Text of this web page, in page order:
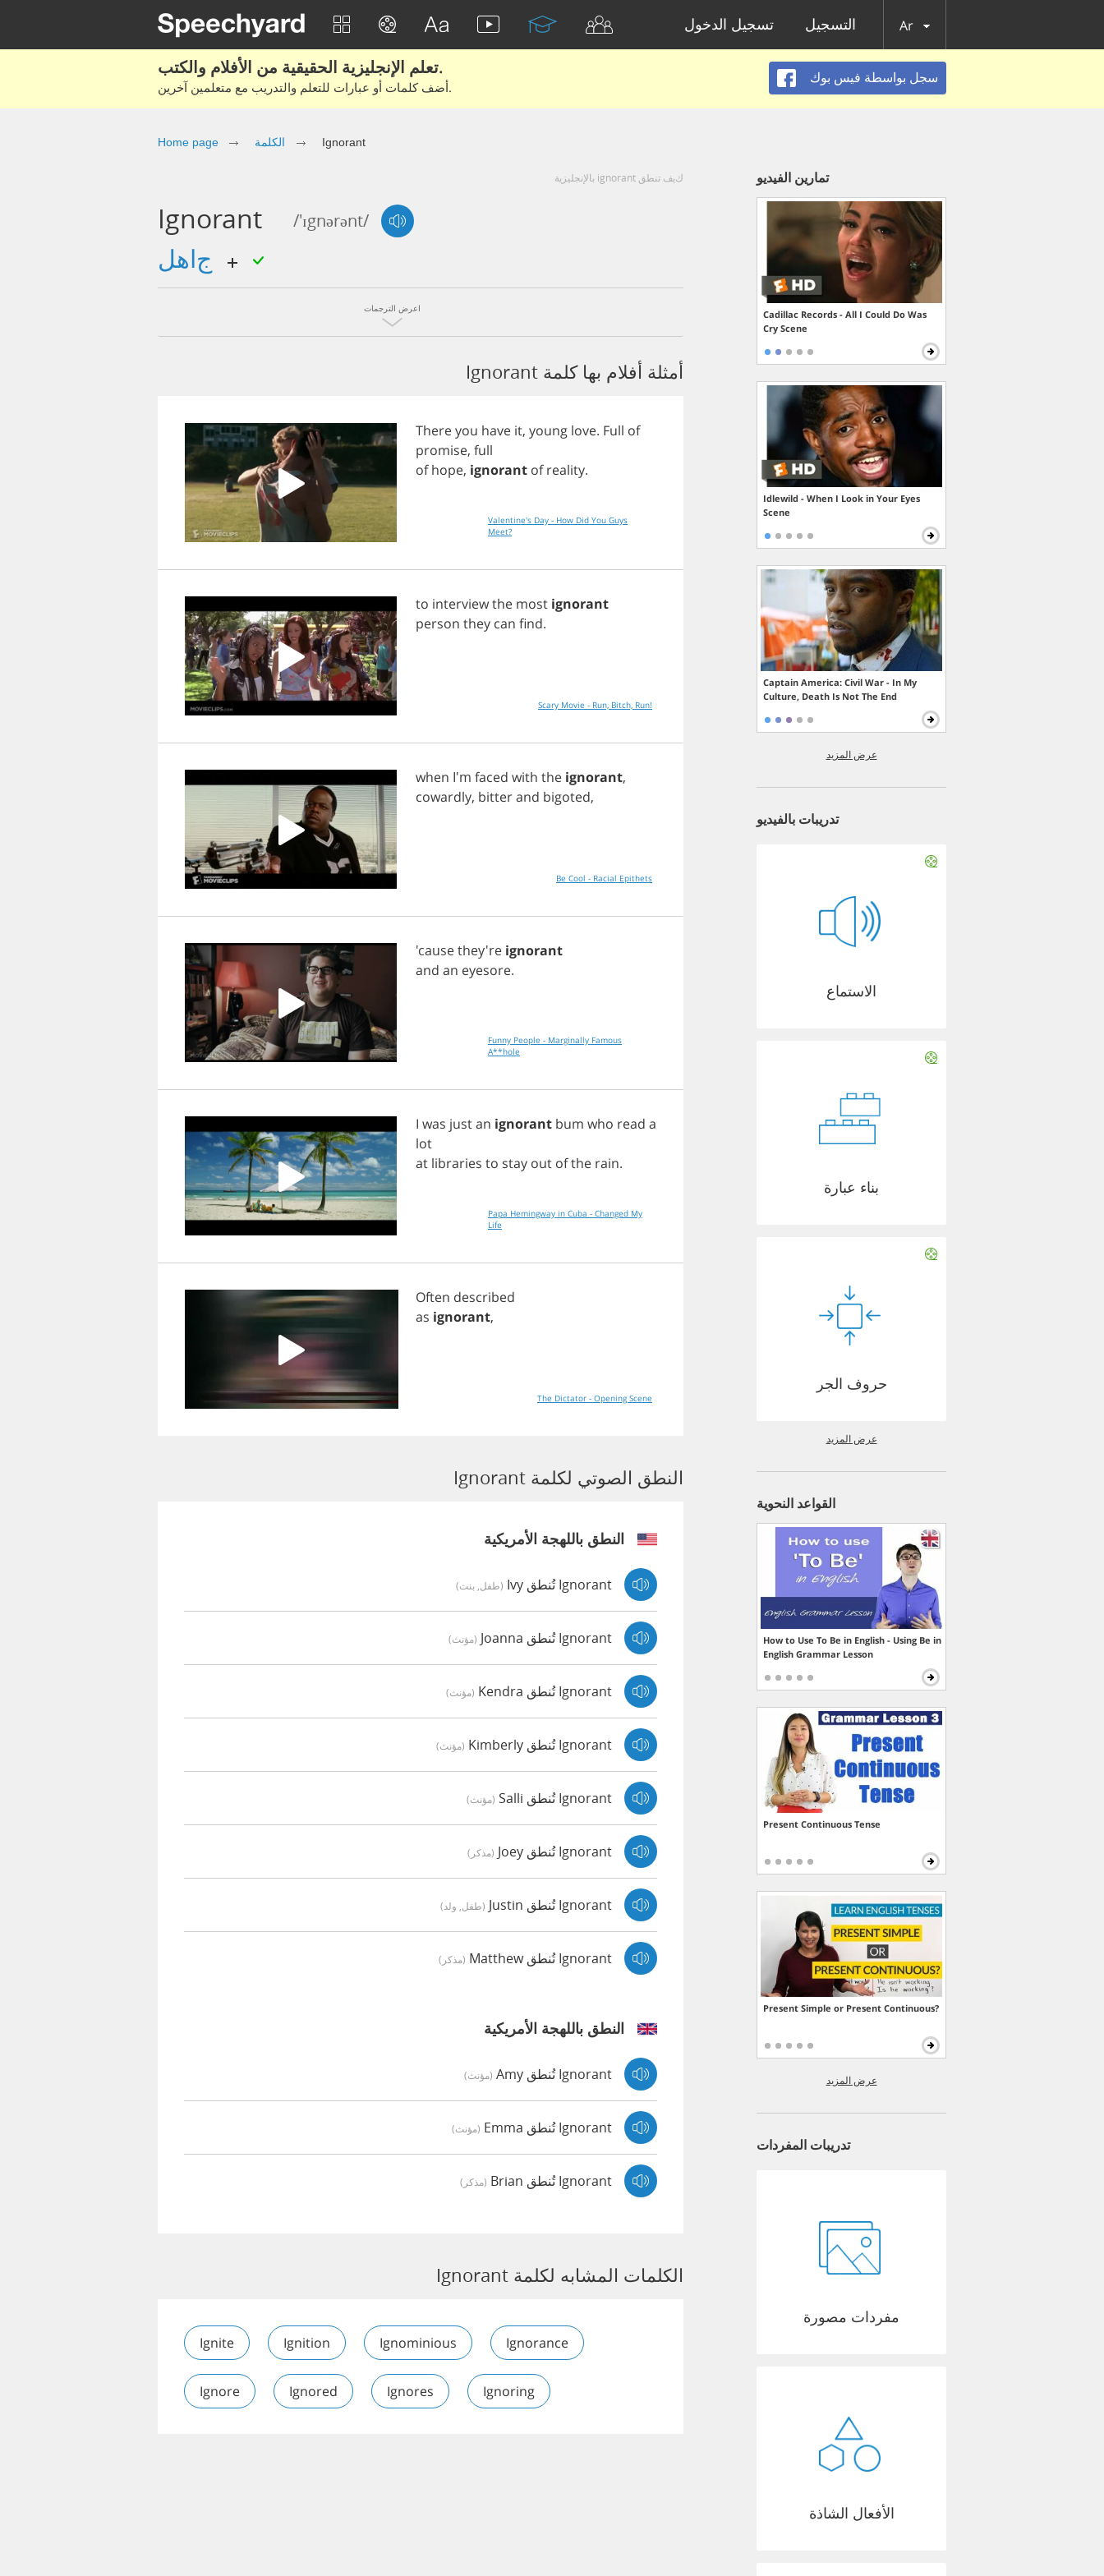
تسجيل الدخول التسجيل Ar
تعلم الإنجليزية الحقيقية من الأفلام والكتب.
أضف كلمات أو عبارات للتعلم والتدريب مع متعلمين آخرين.
سجل بواسطة فيس بوك
Home page الكلمة Ignorant
كيف تنطق ignorant بالإنجليزية
Ignorant /'ɪgnərənt/
اعرض الترجمات
أمثلة أفلام بها كلمة Ignorant
Thereyou have it, young love. Full of
promise, full
of hope, ignorant of reality.
Valentine's Day - How Did You Guys
Meet?
to interviewthe most ignorant
person they can find.
Scary Movie - Run, Bitch, Run!
when I'm faced with the ignorant,
cowardly, bitterand bigoted,
Be Cool - Racial Epithets
'cause they're ignorant
and an eyesore.
Funny People - Marginally Famous
A**hole
I was justan ignorant bum who read a
lot
at libraries to stay out ofthe rain.
Papa Hemingway in Cuba - Changed My
Life
Often described
as ignorant,
The Dictator - Opening Scene
النطق الصوتي لكلمة Ignorant
النطق باللهجة الأمريكية
Ignorant تُنطق Ivy (طفل, بنت)
Ignorant تُنطق Joanna (مؤنث)
Ignorant تُنطق Kendra (مؤنث)
Ignorant تُنطق Kimberly (مؤنث)
Ignorant تُنطق Salli (مؤنث)
Ignorant تُنطق Joey (مذكر)
Ignorant تُنطق Justin (طفل, ولد)
Ignorant تُنطق Matthew (مذكر)
النطق باللهجة الأمريكية
Ignorant تُنطق Amy (مؤنث)
Ignorant تُنطق Emma (مؤنث)
Ignorant تُنطق Brian (مذكر)
الكلمات المشابه لكلمة Ignorant
Ignite Ignition Ignominious Ignorance
Ignore Ignored Ignores Ignoring
تمارين الفيديو
Cadillac Records - All I Could Do Was
Cry Scene
Idlewild - When I Look in Your Eyes
Scene
Captain America: Civil War - In My
Culture, Death Is Not The End
عرض المزيد
تدريبات بالفيديو
الاستماع
بناء عبارة
حروف الجر
عرض المزيد
القواعد النحوية
How to Use To Be in English - Using Be in
English Grammar Lesson
Present Continuous Tense
Present Simple or Present Continuous?
عرض المزيد
تدريبات المفردات
مفردات مصورة
الأفعال الشاذة